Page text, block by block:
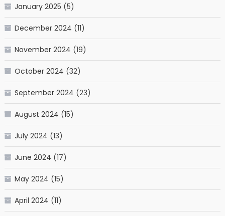
January 2025 (5)
December 2024 (11)
November 2024 (19)
October 2024 (32)
September 2024 (23)
August 2024 (15)
July 2024 (13)
June 2024 (17)
May 2024 (15)
April 2024 (11)